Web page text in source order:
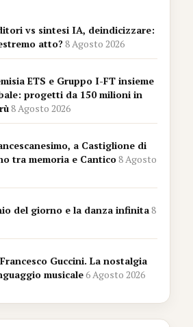
vs sintesi IA, deindicizzare:
atto?8 Agosto 2026
ETS e Gruppo I-FT insieme
progetti da 150 milioni in
8 Agosto 2026
a Castiglione di
tra memoria e Cantico8 Agosto
del giorno e la danza infinita8
Guccini. La nostalgia
musicale6 Agosto 2026